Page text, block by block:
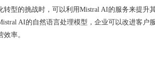
转型的挑战时，可以利用Mistral AI的服务来提
AI的自然语言处理模型，企业可以改进客
率。